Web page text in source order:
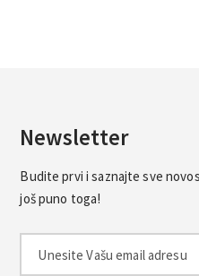
Newsletter
Budite prvi i saznajte sve
još puno toga!